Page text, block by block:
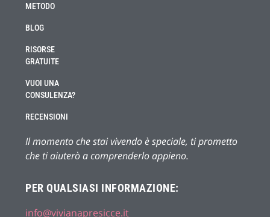
METODO
BLOG
RISORSE
GRATUITE
VUOI UNA
CONSULENZA?
RECENSIONI
Il momento che stai vivendo è speciale, ti prometto
che ti aiuterò a comprenderlo appieno.
PER QUALSIASI INFORMAZIONE:
info@vivianapresicce.it